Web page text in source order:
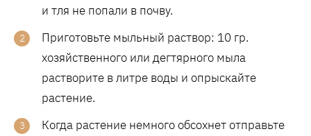
и тля не попали в почву.
Приготовьте мыльный раствор: 10 гр.
хозяйственного или дегтярного мыла
растворите в литре воды и опрыскайте
растение.
Когда растение немного обсохнет отправьте